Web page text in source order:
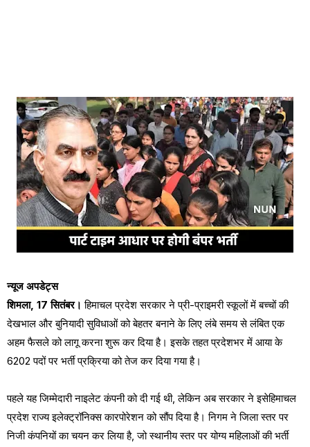
न्यूज अपडेट्स
शिमला, 17 सितंबर। हिमाचल प्रदेश सरकार ने प्री-प्राइमरी स्कूलों में बच्चों की
देखभाल और बुनियादी सुविधाओं को बेहतर बनाने के लिए लंबे समय से लंबित एक
अहम फैसले को लागू करना शुरू कर दिया है। इसके तहत प्रदेशभर में आया के
6202 पदों पर भर्ती प्रक्रिया को तेज कर दिया गया है।
पहले यह जिम्मेदारी नाइलेट कंपनी को दी गई थी, लेकिन अब सरकार ने इसेहिमाचल
प्रदेश राज्य इलेक्ट्रॉनिक्स कारपोरेशन को सौंप दिया है। निगम ने जिला स्तर पर
निजी कंपनियों का चयन कर लिया है, जो स्थानीय स्तर पर योग्य महिलाओं की भर्ती